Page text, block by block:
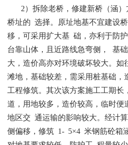
2）拆除老桥，修建新桥（涵
桥址的 选择。原址地基不宜建设
移，可采用扩大基 础，亦利于防
台靠山体，且近路线急弯侧， 基
大，造价高亦对环境破坏较大。
滩地，基础较差，需采用桩基础
工程修筑。其次该方案施工工期长
道，用地较多，造价较高，临时便
地区交 通运输的影响较大。经计
侧偏移，修筑 1- 5×4 米钢筋砼箱